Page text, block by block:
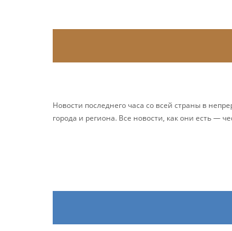
Новости последнего часа со всей страны в
города и региона. Все новости, как они есть —